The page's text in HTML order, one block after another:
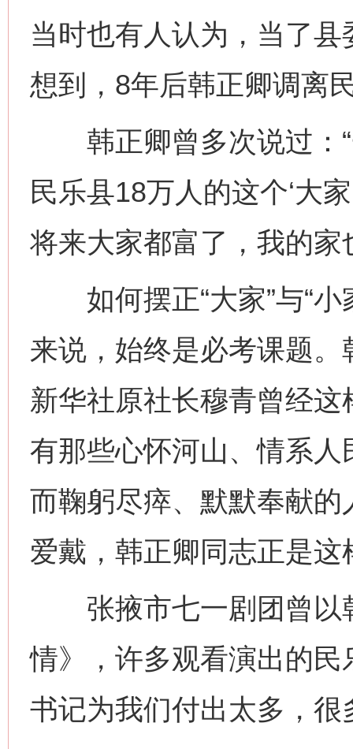
当时也有人认为，当了
想到，8年后韩正卿调离
韩正卿曾多次说过：“
民乐县18万人的这个‘大
将来大家都富了，我的家
如何摆正“大家”与“小
来说，始终是必考课题
新华社原社长穆青曾经
有那些心怀河山、情系
而鞠躬尽瘁、默默奉献
爱戴，韩正卿同志正是这
张掖市七一剧团曾以
情》，许多观看演出的民
书记为我们付出太多，很